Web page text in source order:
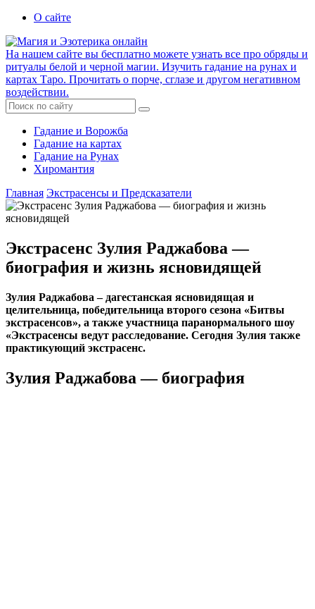
О сайте
На нашем сайте вы бесплатно можете узнать все про обряды и
ритуалы белой и черной магии. Изучить гадание на рунах и
картах Таро. Прочитать о порче, сглазе и другом негативном
воздействии.
Гадание и Ворожба
Гадание на картах
Гадание на Рунах
Хиромантия
Главная Экстрасенсы и Предсказатели
Экстрасенс Зулия Раджабова —
биография и жизнь ясновидящей
Зулия Раджабова – дагестанская ясновидящая и
целительница, победительница второго сезона «Битвы
экстрасенсов», а также участница паранормального шоу
«Экстрасенсы ведут расследование. Сегодня Зулия также
практикующий экстрасенс.
Зулия Раджабова — биография